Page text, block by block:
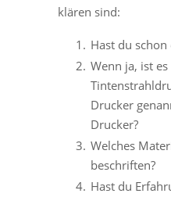
klären sind:
Hast du
Wenn ja, ist es
Drucker
Drucker?
Welches
beschriften?
Hast du